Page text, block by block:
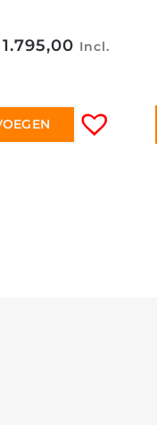
1.795,00 Incl.